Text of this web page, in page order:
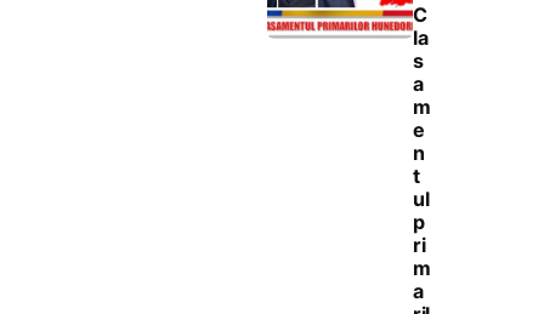
C
la
s
a
m
e
n
t
ul
p
ri
m
a